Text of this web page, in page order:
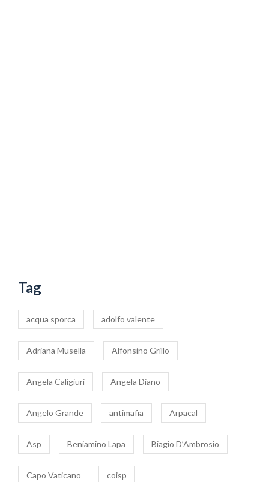
Tag
acqua sporca adolfo valente
Adriana Musella Alfonsino Grillo
Angela Caligiuri Angela Diano
Angelo Grande antimafia Arpacal
Asp Beniamino Lapa Biagio D’Ambrosio
Capo Vaticano coisp